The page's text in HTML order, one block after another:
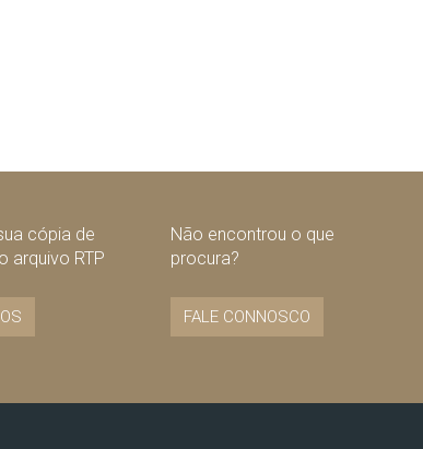
cópia de
arquivo RTP
Não encontrou o que
procura?
FALE CONNOSCO